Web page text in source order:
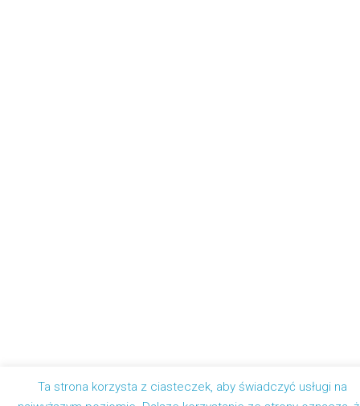
Ta strona korzysta z ciasteczek, aby świadczyć usługi na